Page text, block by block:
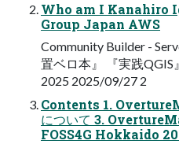
Who am I Kanahiro
Group Japan AWS
Community Builder -
置ベロ本』 『実践QGIS
2025 2025/09/27 2
Contents 1.
について 3.
FOSS4G Hokkaido